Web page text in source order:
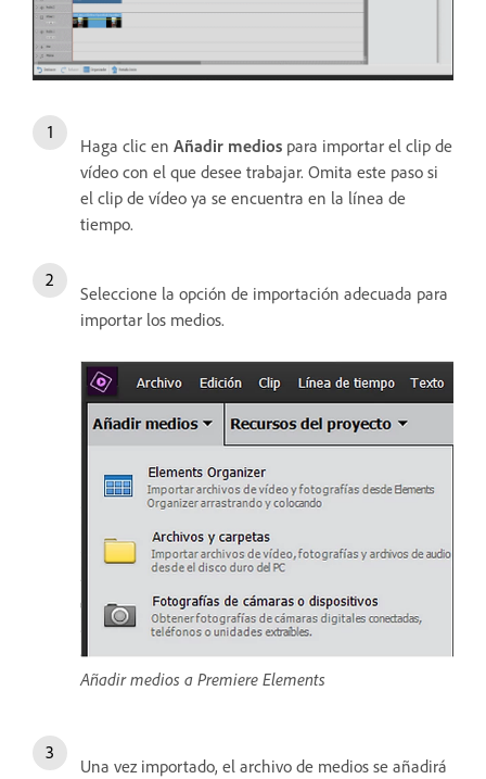
Haga clic en Añadir medios para importar el clip de
vídeo con el que desee trabajar. Omita este paso si
el clip de vídeo ya se encuentra en la línea de
tiempo.
Seleccione la opción de importación adecuada para
importar los medios.
Añadir medios a Premiere Elements
Una vez importado, el archivo de medios se añadirá